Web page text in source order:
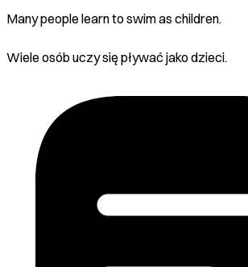
Many people learn to swim as children.
Wiele osób uczy się pływać jako dzieci.